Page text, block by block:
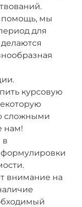
помощь, мы
для
курсовую
сложными
нам!
в
внимание на